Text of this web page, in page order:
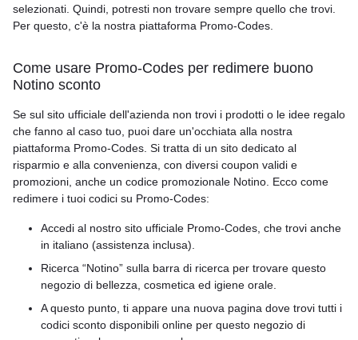
selezionati. Quindi, potresti non trovare sempre quello che trovi.
Per questo, c'è la nostra piattaforma Promo-Codes.
Come usare Promo-Codes per redimere buono
Notino sconto
Se sul sito ufficiale dell'azienda non trovi i prodotti o le idee regalo
che fanno al caso tuo, puoi dare un'occhiata alla nostra
piattaforma Promo-Codes. Si tratta di un sito dedicato al
risparmio e alla convenienza, con diversi coupon validi e
promozioni, anche un codice promozionale Notino. Ecco come
redimere i tuoi codici su Promo-Codes:
Accedi al nostro sito ufficiale Promo-Codes, che trovi anche
in italiano (assistenza inclusa).
Ricerca “Notino” sulla barra di ricerca per trovare questo
negozio di bellezza, cosmetica ed igiene orale.
A questo punto, ti appare una nuova pagina dove trovi tutti i
codici sconto disponibili online per questo negozio di